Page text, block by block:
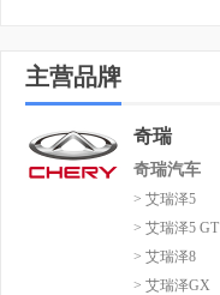
主营品牌
奇瑞
奇瑞汽车
> 艾瑞泽5
> 艾瑞泽5 GT
> 艾瑞泽8
> 艾瑞泽GX